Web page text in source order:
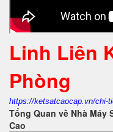
Linh Liên
Phòng
https://ketsatcaocap.vn/chi-
Tổng Quan về Nhà Máy
Cao